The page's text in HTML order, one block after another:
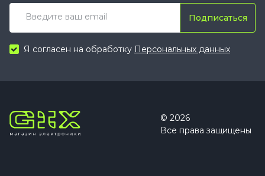
Подписаться
Я согласен на обработку Персональных данных
© 2026
Все права защищены